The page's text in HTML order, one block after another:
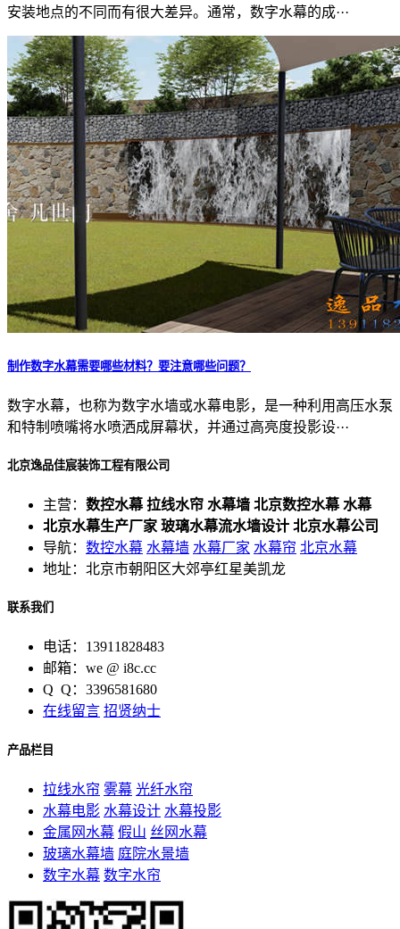
安装地点的不同而有很大差异。通常，数字水幕的成···
制作数字水幕需要哪些材料？要注意哪些问题？
数字水幕，也称为数字水墙或水幕电影，是一种利用高压水泵
和特制喷嘴将水喷洒成屏幕状，并通过高亮度投影设···
北京逸品佳宸装饰工程有限公司
主营： 数控水幕 拉线水帘 水幕墙 北京数控水幕 水幕
北京水幕生产厂家 玻璃水幕流水墙设计 北京水幕公司
导航： 数控水幕 水幕墙 水幕厂家 水幕帘 北京水幕
地址：北京市朝阳区大郊亭红星美凯龙
联系我们
电话：13911828483
邮箱：we @ i8c.cc
Q Q：3396581680
在线留言 招贤纳士
产品栏目
拉线水帘 雾幕 光纤水帘
水幕电影 水幕设计 水幕投影
金属网水幕 假山 丝网水幕
玻璃水幕墙 庭院水景墙
数字水幕 数字水帘